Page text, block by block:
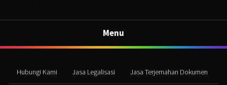
Menu
Hubungi Kami Jasa Legalisasi Jasa Terjemahan Dokumen